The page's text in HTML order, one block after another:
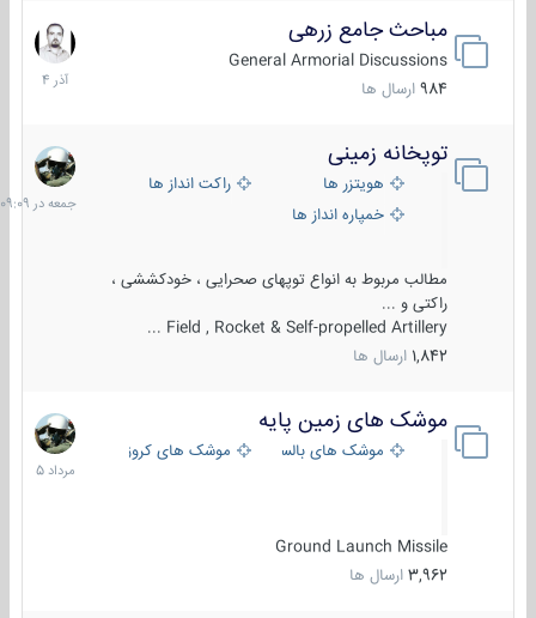
مباحث جامع زرهی
General Armorial Discussions
984 ارسال ها
7
آذر
1404
توپخانه زمینی
هویتزر ها
راکت انداز ها
خمپاره انداز ها
مطالب مربوط به انواع توپهای صحرایی ، خودکششی ،
راکتی و ...
Field , Rocket & Self-propelled Artillery ...
1,842 ارسال ها
جمعه
در
09:09
موشک های زمین پایه
موشک های بالستیک موشک های کروز
Ground Launch Missile
3,962 ارسال ها
2
مرداد
1405